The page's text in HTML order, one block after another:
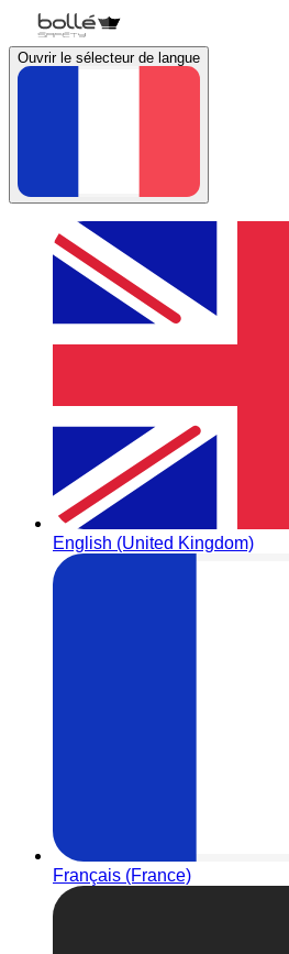
Ouvrir le sélecteur de langue
English (United Kingdom)
Français (France)